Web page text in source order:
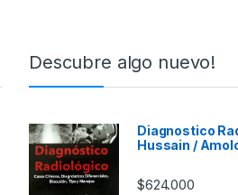
Descubre algo nuevo!
Diagnostico
Hussain /
$624.000